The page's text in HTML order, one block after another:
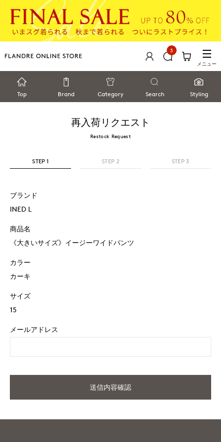
3
メニュー
Top Brand Category Search Styling
再入荷リクエスト
Restock Request
STEP 1 STEP 2 STEP 3
ブランド
INED L
商品名
《大きいサイズ》イージーワイドパンツ
カラー
カーキ
サイズ
15
メールアドレス
送信内容確認